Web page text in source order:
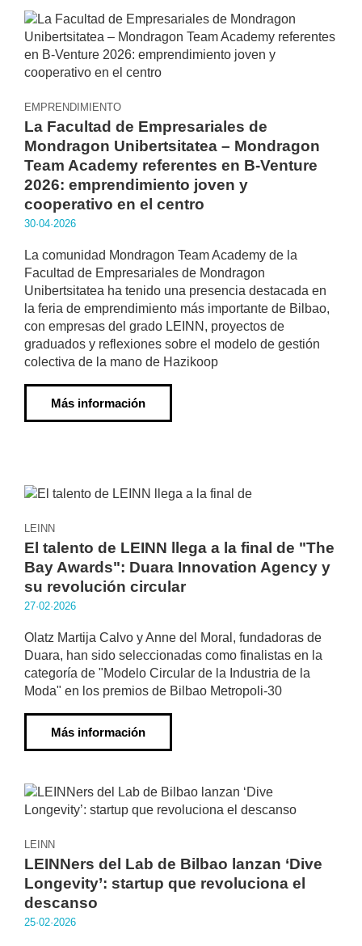
EMPRENDIMIENTO
La Facultad de Empresariales de
Mondragon Unibertsitatea – Mondragon
Team Academy referentes en B-Venture
2026: emprendimiento joven y
cooperativo en el centro
30·04·2026
La comunidad Mondragon Team Academy de la
Facultad de Empresariales de Mondragon
Unibertsitatea ha tenido una presencia destacada en
la feria de emprendimiento más importante de Bilbao,
con empresas del grado LEINN, proyectos de
graduados y reflexiones sobre el modelo de gestión
colectiva de la mano de Hazikoop
Más información
LEINN
El talento de LEINN llega a la final de "The
Bay Awards": Duara Innovation Agency y
su revolución circular
27·02·2026
Olatz Martija Calvo y Anne del Moral, fundadoras de
Duara, han sido seleccionadas como finalistas en la
categoría de "Modelo Circular de la Industria de la
Moda" en los premios de Bilbao Metropoli-30
Más información
LEINN
LEINNers del Lab de Bilbao lanzan ‘Dive
Longevity’: startup que revoluciona el
descanso
25·02·2026